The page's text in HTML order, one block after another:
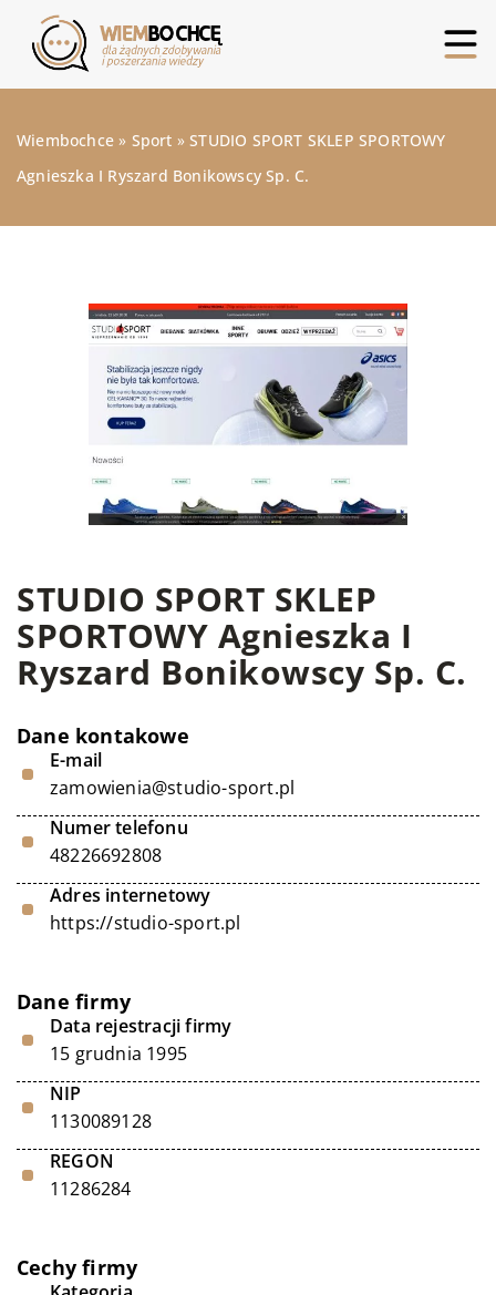
Wiembochce » Sport »STUDIO SPORT SKLEP SPORTOWY
Agnieszka I Ryszard Bonikowscy Sp. C.
STUDIO SPORT SKLEP
SPORTOWY Agnieszka I
Ryszard Bonikowscy Sp. C.
Dane kontakowe
E-mail
zamowienia@studio-sport.pl
Numer telefonu
48226692808
Adres internetowy
https://studio-sport.pl
Dane firmy
Data rejestracji firmy
15 grudnia 1995
NIP
1130089128
REGON
11286284
Cechy firmy